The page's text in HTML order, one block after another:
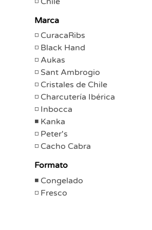
Marca
CuracaRibs
Black Hand
Aukas
Sant Ambrogio
Cristales de Chile
Charcutería Ibérica
Inbocca
Kanka
Peter's
Cacho Cabra
Formato
Congelado
Fresco